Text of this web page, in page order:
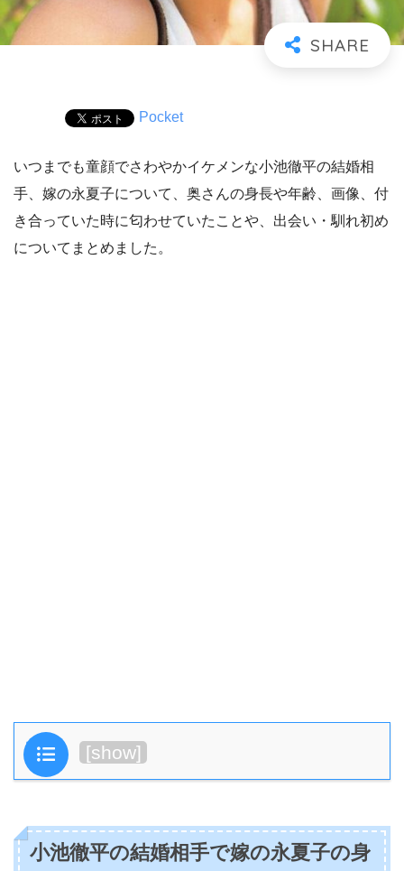
Pocket
いつまでも童顔でさわやかイケメンな小池徹平の結婚相
手、嫁の永夏子について、奥さんの身長や年齢、画像、付
き合っていた時に匂わせていたことや、出会い・馴れ初め
についてまとめました。
目次 [show]
小池徹平の結婚相手で嫁の永夏子の身